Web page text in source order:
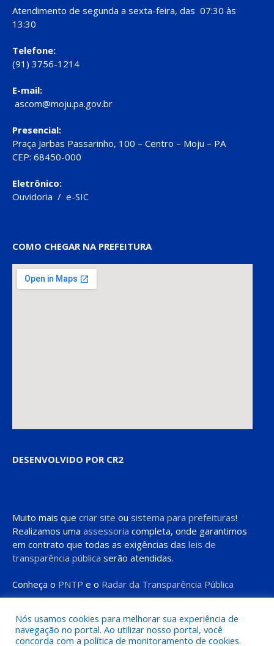
Atendimento de segunda a sexta-feira, das 07:30 às
13:30
Telefone:
(91) 3756-1214
E-mail:
ascom@moju.pa.gov.br
Presencial:
Praça Jarbas Passarinho, 100 – Centro – Moju – PA
CEP: 68450-000
Eletrônico:
Ouvidoria / e-SIC
COMO CHEGAR NA PREFEITURA
DESENVOLVIDO POR CR2
Muito mais que criar site ou sistema para prefeituras!
Realizamos uma assessoria completa, onde garantimos
em contrato que todas as exigências das leis de
transparência pública serão atendidas.
Conheça o PNTP e o Radar da Transparência Pública
Nós usamos cookies para melhorar sua experiência de
navegação no portal. Ao utilizar nosso portal, você
concorda com a política de monitoramento de cookies.